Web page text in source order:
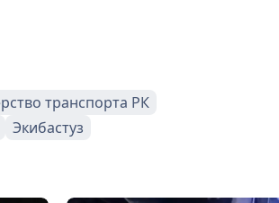
транспорта РК
Экибастуз